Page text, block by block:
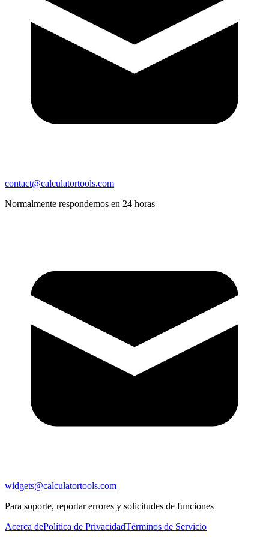
contact@calculatortools.com
Normalmente respondemos en 24 horas
widgets@calculatortools.com
Para soporte, reportar errores y solicitudes de funciones
Acerca dePolítica de PrivacidadTérminos de Servicio